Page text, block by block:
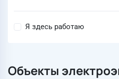
Я здесь работаю
Объекты